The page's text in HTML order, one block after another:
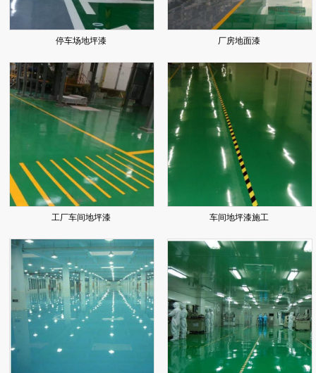
停车场地坪漆 厂房地面漆
工厂车间地坪漆 车间地坪漆施工